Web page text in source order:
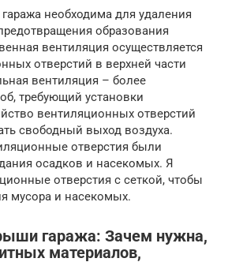
необходима для удаления
образования
вентиляция осуществляется
отверстий в верхней части
вентиляция – более
требующий установки
вентиляционных отверстий
свободный выход воздуха.
отверстия были
осадков и насекомых. Я
отверстия с сеткой, чтобы
мусора и насекомых.
гаража: Зачем нужна,
материалов,